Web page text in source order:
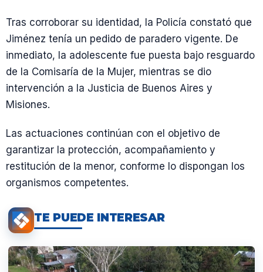
Tras corroborar su identidad, la Policía constató que
Jiménez tenía un pedido de paradero vigente. De
inmediato, la adolescente fue puesta bajo resguardo
de la Comisaría de la Mujer, mientras se dio
intervención a la Justicia de Buenos Aires y
Misiones.
Las actuaciones continúan con el objetivo de
garantizar la protección, acompañamiento y
restitución de la menor, conforme lo dispongan los
organismos competentes.
TE PUEDE INTERESAR